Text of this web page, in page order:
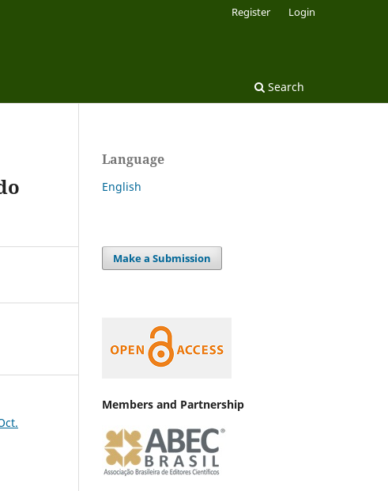
Search
Register Login
Language
English
Make a Submission
Members and Partnership